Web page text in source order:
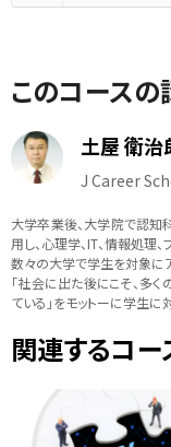
このコースの
土屋 衛治
J Career
大学卒業後、大学院で認知
用し、心理学、IT、情報処理
数々の大学で学生を対象に
「社会に出た後にこそ、多
ている」をモットーに学生に
関連するコー